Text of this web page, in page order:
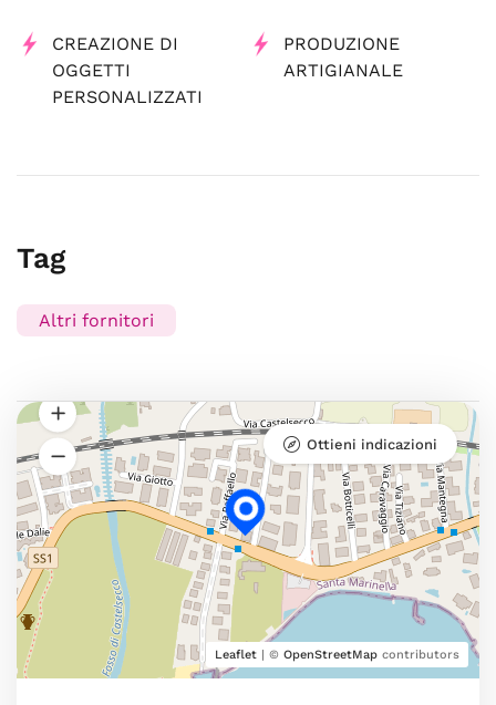
CREAZIONE DI
OGGETTI
PERSONALIZZATI
PRODUZIONE
ARTIGIANALE
Tag
Altri fornitori
Leaflet | © OpenStreetMap contributors
Ottieni indicazioni